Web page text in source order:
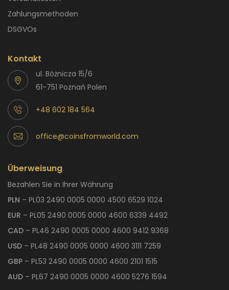
Zahlungsmethoden
DSGVOs
Kontakt
ul. Bóżnicza 15/6
61-751 Poznań Polen
+48 602 184 564
office@coinsfromworld.com
Überweisung
Bezahlen Sie in Ihrer Währung
PLN – PL03 2490 0005 0000 4500 6529 1024
EUR – PL05 2490 0005 0000 4600 6339 4492
CAD – PL46 2490 0005 0000 4600 9412 9368
USD – PL48 2490 0005 0000 4600 3111 7259
GBP – PL53 2490 0005 0000 4600 2101 1515
AUD – PL67 2490 0005 0000 4600 5276 1594